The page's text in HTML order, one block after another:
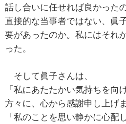
話し合いに任せれば良かった
直接的な当事者ではない、眞
要があったのか。私にはそれ
った。
そして眞子さんは、
「私にあたたかい気持ちを向
方々に、心から感謝申し上げま
「私のことを思い静かに心配